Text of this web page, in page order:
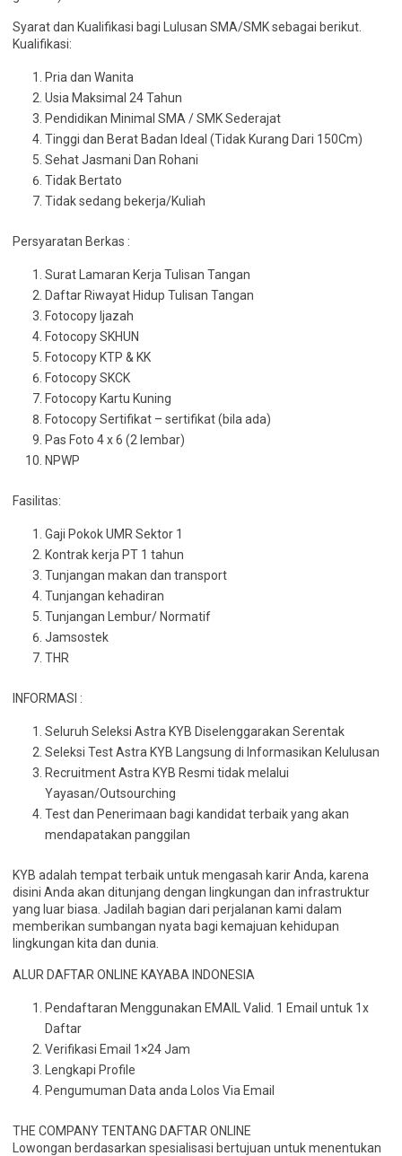
Syarat dan Kualifikasi bagi Lulusan SMA/SMK sebagai berikut.
Kualifikasi:
Pria dan Wanita
Usia Maksimal 24 Tahun
Pendidikan Minimal SMA / SMK Sederajat
Tinggi dan Berat Badan Ideal (Tidak Kurang Dari 150Cm)
Sehat Jasmani Dan Rohani
Tidak Bertato
Tidak sedang bekerja/Kuliah
Persyaratan Berkas :
Surat Lamaran Kerja Tulisan Tangan
Daftar Riwayat Hidup Tulisan Tangan
Fotocopy Ijazah
Fotocopy SKHUN
Fotocopy KTP & KK
Fotocopy SKCK
Fotocopy Kartu Kuning
Fotocopy Sertifikat – sertifikat (bila ada)
Pas Foto 4 x 6 (2 lembar)
NPWP
Fasilitas:
Gaji Pokok UMR Sektor 1
Kontrak kerja PT 1 tahun
Tunjangan makan dan transport
Tunjangan kehadiran
Tunjangan Lembur/ Normatif
Jamsostek
THR
INFORMASI :
Seluruh Seleksi Astra KYB Diselenggarakan Serentak
Seleksi Test Astra KYB Langsung di Informasikan Kelulusan
Recruitment Astra KYB Resmi tidak melalui
Yayasan/Outsourching
Test dan Penerimaan bagi kandidat terbaik yang akan
mendapatakan panggilan
KYB adalah tempat terbaik untuk mengasah karir Anda, karena
disini Anda akan ditunjang dengan lingkungan dan infrastruktur
yang luar biasa. Jadilah bagian dari perjalanan kami dalam
memberikan sumbangan nyata bagi kemajuan kehidupan
lingkungan kita dan dunia.
ALUR DAFTAR ONLINE KAYABA INDONESIA
Pendaftaran Menggunakan EMAIL Valid. 1 Email untuk 1x
Daftar
Verifikasi Email 1×24 Jam
Lengkapi Profile
Pengumuman Data anda Lolos Via Email
THE COMPANY TENTANG DAFTAR ONLINE
Lowongan berdasarkan spesialisasi bertujuan untuk menentukan